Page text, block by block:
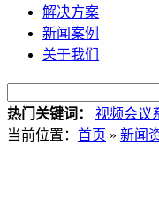
解决方案
新闻案例
关于我们
热门关键词： 视频会议
当前位置 ： 首页 » 新闻